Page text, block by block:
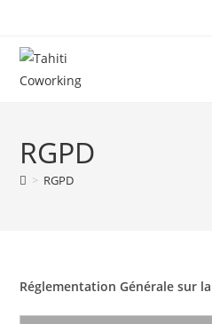
content
RGPD
> RGPD
Réglementation Générale sur